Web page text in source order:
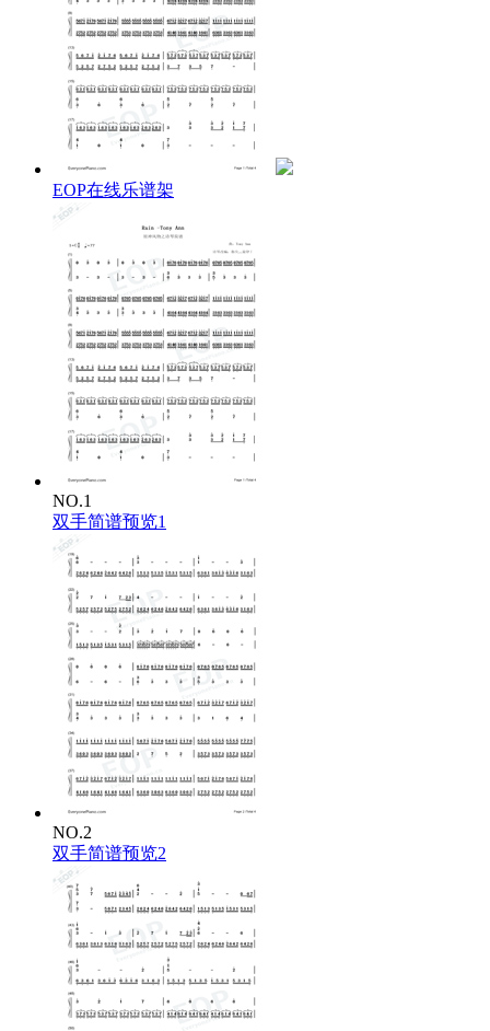
EOP在线乐谱架
NO.1
双手简谱预览1
NO.2
双手简谱预览2